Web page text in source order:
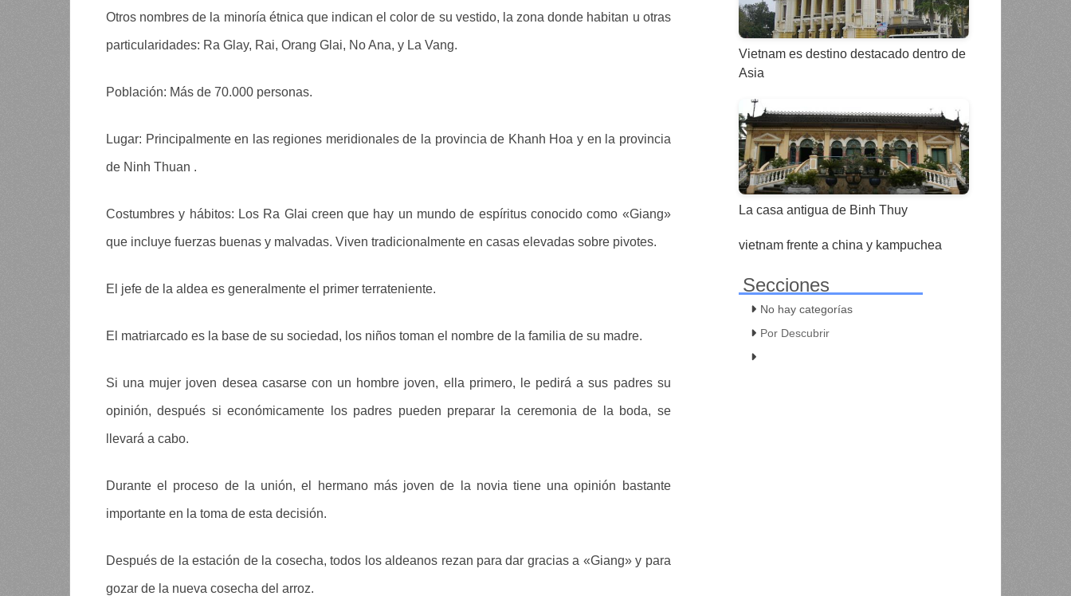
Otros nombres de la minoría étnica que indican el color de su vestido, la zona donde habitan u otras
particularidades: Ra Glay, Rai, Orang Glai, No Ana, y La Vang.
Población: Más de 70.000 personas.
Lugar: Principalmente en las regiones meridionales de la provincia de Khanh Hoa y en la provincia
de Ninh Thuan .
Costumbres y hábitos: Los Ra Glai creen que hay un mundo de espíritus conocido como «Giang»
que incluye fuerzas buenas y malvadas. Viven tradicionalmente en casas elevadas sobre pivotes.
El jefe de la aldea es generalmente el primer terrateniente.
El matriarcado es la base de su sociedad, los niños toman el nombre de la familia de su madre.
Si una mujer joven desea casarse con un hombre joven, ella primero, le pedirá a sus padres su
opinión, después si económicamente los padres pueden preparar la ceremonia de la boda, se
llevará a cabo.
Durante el proceso de la unión, el hermano más joven de la novia tiene una opinión bastante
importante en la toma de esta decisión.
Después de la estación de la cosecha, todos los aldeanos rezan para dar gracias a «Giang» y para
gozar de la nueva cosecha del arroz.
Vietnam es destino destacado dentro de
Asia
La casa antigua de Binh Thuy
vietnam frente a china y kampuchea
Secciones
No hay categorías
Por Descubrir